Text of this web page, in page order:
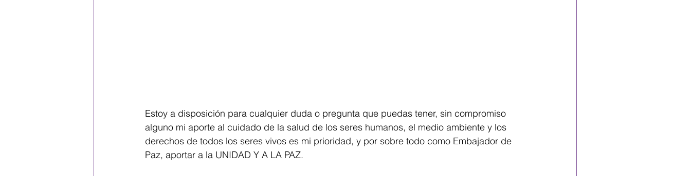
Estoy a disposición para cualquier duda o pregunta que puedas tener, sin compromiso
alguno mi aporte al cuidado de la salud de los seres humanos, el medio ambiente y los
derechos de todos los seres vivos es mi prioridad, y por sobre todo como Embajador de
Paz, aportar a la UNIDAD Y A LA PAZ.